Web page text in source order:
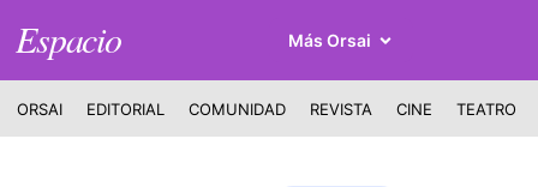
Espacio Más Orsai
ORSAI EDITORIAL COMUNIDAD REVISTA CINE TEATRO